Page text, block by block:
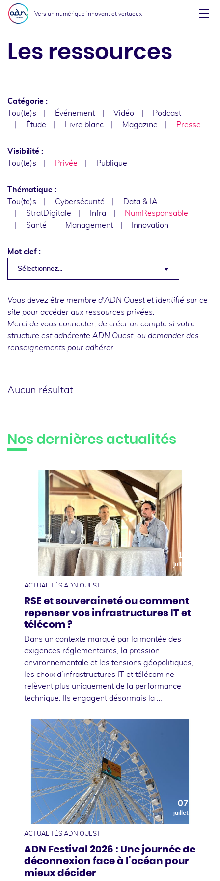
Aller au menu
Aller au contenu
Vers un numérique innovant et vertueux
Les ressources
Catégorie :
Tou(te)s
Événement Vidéo
Podcast
Étude
Livre blanc Magazine Presse
Visibilité :
Tou(te)s
Privée Publique
Thématique :
Tou(te)s
Cybersécurité
Data & IA
StratDigitale
Infra
NumResponsable
Santé
Management Innovation
Mot clef :
Sélectionnez...
Vous devez être membre d'ADN Ouest et identifié sur ce
site pour accéder aux ressources privées.
Merci de vous connecter , de créer un compte si votre
structure est adhérente ADN Ouest, ou demander des
renseignements pour adhérer.
Aucun résultat.
Nos dernières actualités
10
juillet
ACTUALITÉS ADN OUEST
RSE et souveraineté ou comment
repenser vos infrastructures IT et
télécom ?
Dans un contexte marqué par la montée des
exigences réglementaires, la pression
environnementale et les tensions géopolitiques,
les choix d’infrastructures IT et télécom ne
relèvent plus uniquement de la performance
technique. Ils engagent désormais la …
07
juillet
ACTUALITÉS ADN OUEST
ADN Festival 2026 : Une journée de
déconnexion face à l'océan pour
mieux décider